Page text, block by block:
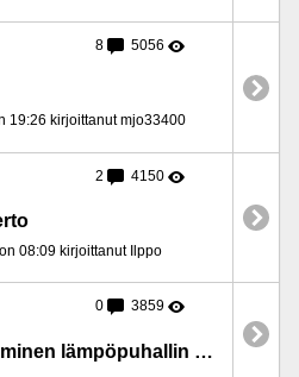
8 5056
19:26 kirjoittanut mjo33400
2 4150
08:09 kirjoittanut Ilppo
0 3859
Philips CX3120 Keraaminen lämpöpuhallin sovellusohjaus 2000 W